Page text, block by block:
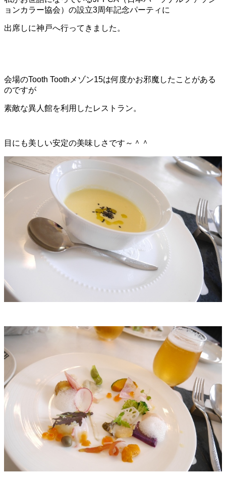
ョンカラー協会）の設立3周年記念パーティに
出席しに神戸へ行ってきました。
会場のTooth Toothメゾン15は何度かお邪魔したことがある
のですが
素敵な異人館を利用したレストラン。
目にも美しい安定の美味しさです～＾＾